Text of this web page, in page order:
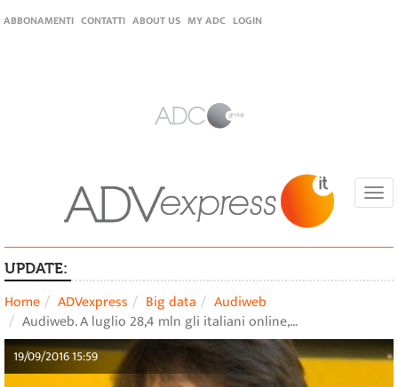
ABBONAMENTI CONTATTI ABOUT US MY ADC LOGIN
UPDATE:
Home ADVexpress Big data
Audiweb
Audiweb. A luglio 28,4 mln gli italiani online,…
19/09/2016 15:59